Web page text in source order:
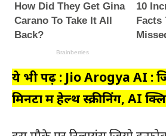
ये भी पढ़ें : Jio Arogya AI :
मिनटों में हेल्थ स्क्रीनिंग, AI